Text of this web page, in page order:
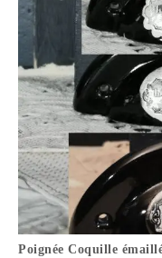
Poignée Coquille